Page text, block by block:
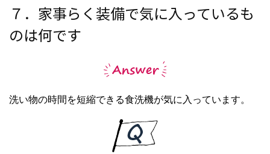
７．家事らく装備で気に入っているも
のは何です
洗い物の時間を短縮できる食洗機が気に入っています。